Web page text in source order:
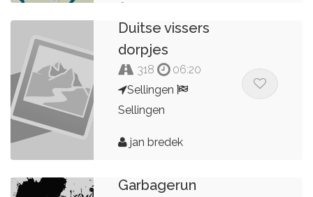
Duitse vissers
dorpjes
318
06:20
Sellingen
Sellingen
jan bredek
Garbagerun